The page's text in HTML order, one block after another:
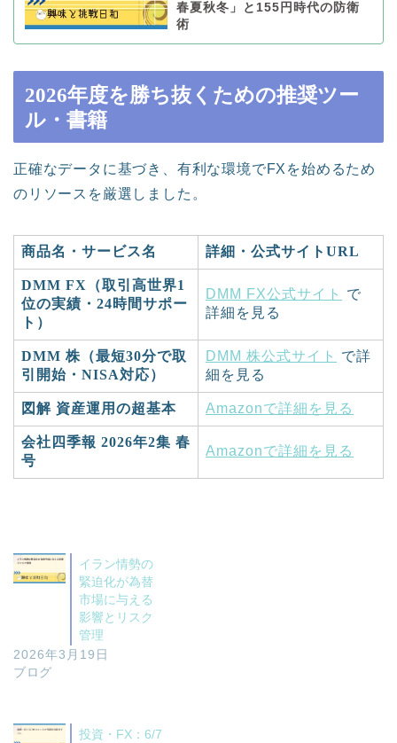
春夏秋冬」と155円時代の防衛
術
2026年度を勝ち抜くための推奨ツー
ル・書籍
正確なデータに基づき、有利な環境でFXを始めるため
のリソースを厳選しました。
商品名・サービス名 詳細・公式サイトURL
DMM FX（取引高世界1
位の実績・24時間サポー
ト）
DMM FX公式サイト
で
詳細を見る
DMM 株（最短30分で取
引開始・NISA対応）
DMM 株公式サイト
で詳
細を見る
図解 資産運用の超基本 Amazonで詳細を見る
会社四季報 2026年2集 春
号
Amazonで詳細を見る
イラン情勢の
緊迫化が為替
市場に与える
影響とリスク
管理
2026年3月19日
ブログ
投資・FX：6/7